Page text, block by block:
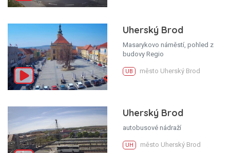
Uherský Brod
Masarykovo náměstí, pohled z
budovy Regio
UB město Uherský Brod
Uherský Brod
autobusové nádraží
UH město Uherský Brod